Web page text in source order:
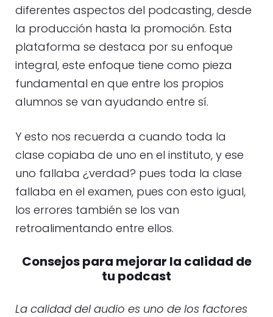
diferentes aspectos del podcasting, desde
la producción hasta la promoción. Esta
plataforma se destaca por su enfoque
integral, este enfoque tiene como pieza
fundamental en que entre los propios
alumnos se van ayudando entre sí.
Y esto nos recuerda a cuando toda la
clase copiaba de uno en el instituto, y ese
uno fallaba ¿verdad? pues toda la clase
fallaba en el examen, pues con esto igual,
los errores también se los van
retroalimentando entre ellos.
Consejos para mejorar la calidad de
tu podcast
La calidad del audio es uno de los factores